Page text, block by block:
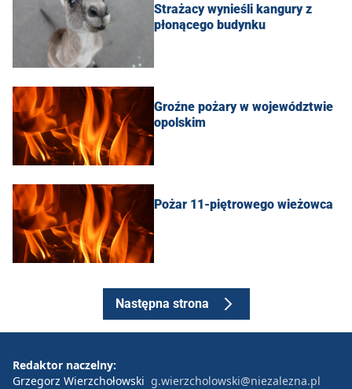
Strażacy wynieśli kangury z
płonącego budynku
Groźne pożary w województwie
opolskim
Pożar 11-piętrowego wieżowca
Następna strona
Redaktor naczelny:
Grzegorz Wierzchołowski g.wierzcholowski@niezalezna.pl